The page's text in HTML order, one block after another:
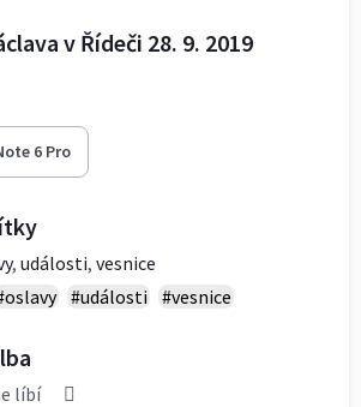
v Řídeči 28. 9. 2019
6 Pro
, události, vesnice
#události #vesnice
líbí